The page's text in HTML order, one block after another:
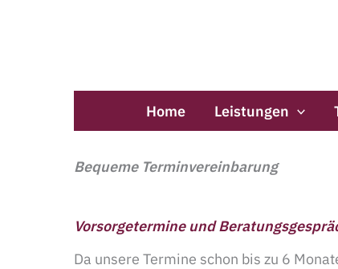
Home Leistungen
Bequeme Terminvereinbarung
Vorsorgetermine und
Da unsere Termine schon bis zu 6